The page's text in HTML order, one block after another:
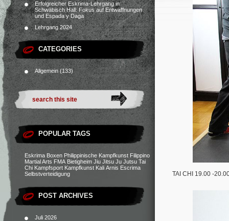
Erfolgreicher Eskrima-Lehrgang in
Schwäbisch Hall: Fokus auf Entwaffnungen
und Espada y Daga
Lehrgang 2024
CATEGORIES
Allgemein (133)
POPULAR TAGS
Eskrima Boxen Philippinische Kampfkunst Filippino
Martial Arts FMA Bietigheim Jiu Jitsu Ju Jutsu Tai
Chi Kampfsport Kampfkunst Kali Arnis Escrima
Selbstverteidigung
POST ARCHIVES
Juli 2026
TAI CHI 19.00 -